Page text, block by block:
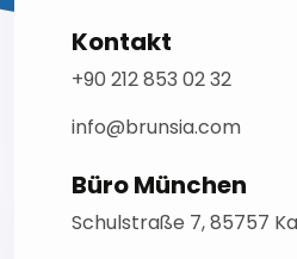
Kontakt
+90 212 853 02 32
info@brunsia.com
Büro München
Schulstraße 7, 85757